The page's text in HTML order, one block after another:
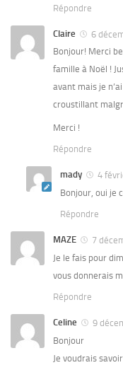
Répondre
Claire
6
Bonjour! Merci
famille à Noël !
avant mais je
croustillant
Merci !
Répondre
mady
4
Bonjour, oui je
Répondre
MAZE
7
Je le fais pour
vous donnerais
Répondre
Celine
9
Bonjour
Je voudrais